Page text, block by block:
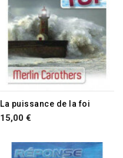
RUPTURE DE STOCK
La puissance de la foi
15,00 €